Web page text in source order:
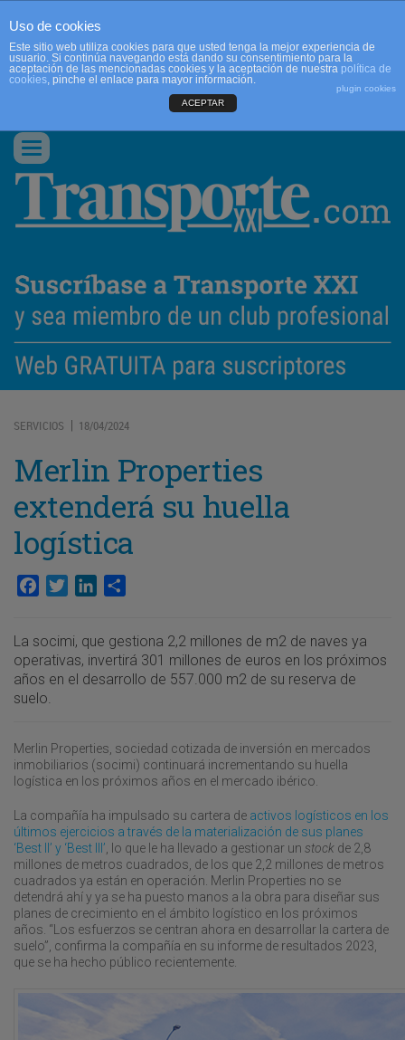
CONTACTO
Conmutar
navegación
SERVICIOS | 18/04/2024
Merlin Properties
extenderá su huella
logística
Facebook
TwitterLinkedIn
La socimi, que gestiona 2,2 millones de m2 de naves ya
operativas, invertirá 301 millones de euros en los próximos
años en el desarrollo de 557.000 m2 de su reserva de
suelo.
Merlin Properties, sociedad cotizada de inversión en mercados
inmobiliarios (socimi) continuará incrementando su huella
logística en los próximos años en el mercado ibérico.
La compañía ha impulsado su cartera de activos logísticos en los
últimos ejercicios a través de la materialización de sus planes
‘Best II’ y ‘Best III’ , lo que le ha llevado a gestionar un stock de 2,8
millones de metros cuadrados, de los que 2,2 millones de metros
cuadrados ya están en operación. Merlin Properties no se
detendrá ahí y ya se ha puesto manos a la obra para diseñar sus
planes de crecimiento en el ámbito logístico en los próximos
años. “Los esfuerzos se centran ahora en desarrollar la cartera de
suelo”, confirma la compañía en su informe de resultados 2023,
que se ha hecho público recientemente.
Uso de cookies
Este sitio web utiliza cookies para que usted tenga la mejor experiencia de
usuario. Si continúa navegando está dando su consentimiento para la
aceptación de las mencionadas cookies y la aceptación de nuestra política de
cookies, pinche el enlace para mayor información.
plugin cookies
ACEPTAR